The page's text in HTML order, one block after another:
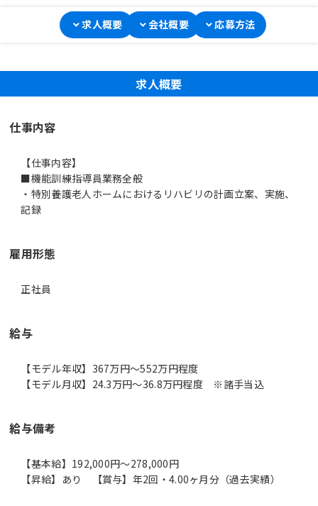
求人概要 会社概要 応募方法
求人概要
仕事内容
【仕事内容】
■機能訓練指導員業務全般
・特別養護老人ホームにおけるリハビリの計画立案、実施、
記録
雇用形態
正社員
給与
【モデル年収】367万円〜552万円程度
【モデル月収】24.3万円〜36.8万円程度 ※諸手当込
給与備考
【基本給】192,000円～278,000円
【昇給】あり 【賞与】年2回・4.00ヶ月分（過去実績）